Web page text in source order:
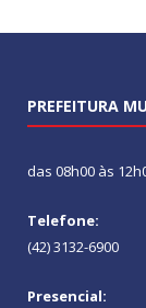
PREFEITURA
das 08h00 às
Telefone:
(42) 3132-6900
Presencial: